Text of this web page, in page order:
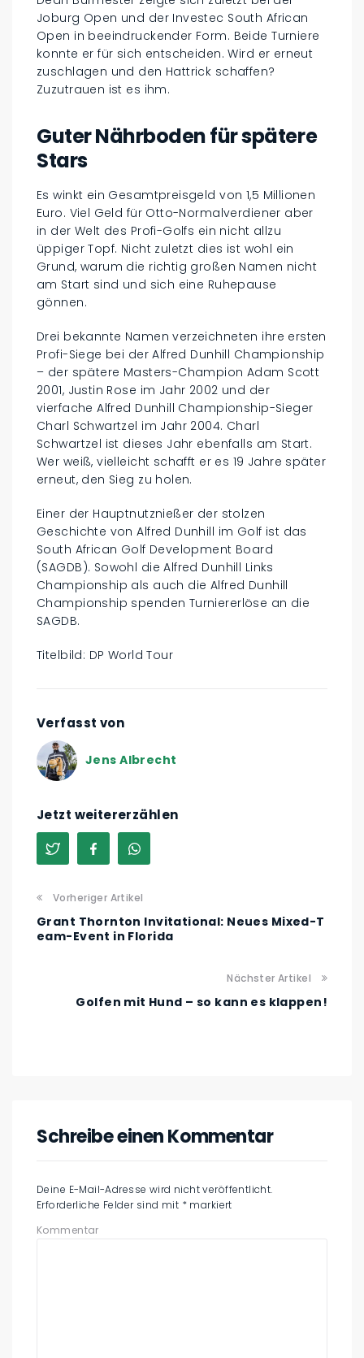
Joburg Open und der Investec South African
Open in beeindruckender Form. Beide Turniere
konnte er für sich entscheiden. Wird er erneut
zuschlagen und den Hattrick schaffen?
Zuzutrauen ist es ihm.
Guter Nährboden für spätere
Stars
Es winkt ein Gesamtpreisgeld von 1,5 Millionen
Euro. Viel Geld für Otto-Normalverdiener aber
in der Welt des Profi-Golfs ein nicht allzu
üppiger Topf. Nicht zuletzt dies ist wohl ein
Grund, warum die richtig großen Namen nicht
am Start sind und sich eine Ruhepause
gönnen.
Drei bekannte Namen verzeichneten ihre ersten
Profi-Siege bei der Alfred Dunhill Championship
– der spätere Masters-Champion Adam Scott
2001, Justin Rose im Jahr 2002 und der
vierfache Alfred Dunhill Championship-Sieger
Charl Schwartzel im Jahr 2004. Charl
Schwartzel ist dieses Jahr ebenfalls am Start.
Wer weiß, vielleicht schafft er es 19 Jahre später
erneut, den Sieg zu holen.
Einer der Hauptnutznießer der stolzen
Geschichte von Alfred Dunhill im Golf ist das
South African Golf Development Board
(SAGDB). Sowohl die Alfred Dunhill Links
Championship als auch die Alfred Dunhill
Championship spenden Turniererlöse an die
SAGDB.
Titelbild: DP World Tour
Verfasst von
Jens Albrecht
Jetzt weitererzählen
Vorheriger Artikel
Grant Thornton Invitational: Neues Mixed-T
eam-Event in Florida
Nächster Artikel
Golfen mit Hund – so kann es klappen!
Schreibe einen Kommentar
Deine E-Mail-Adresse wird nicht veröffentlicht.
Erforderliche Felder sind mit * markiert
Kommentar